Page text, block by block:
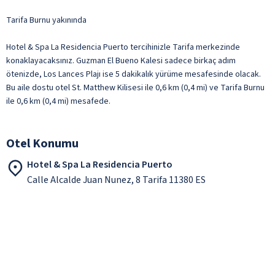
Tarifa Burnu yakınında
Hotel & Spa La Residencia Puerto tercihinizle Tarifa merkezinde
konaklayacaksınız. Guzman El Bueno Kalesi sadece birkaç adım
ötenizde, Los Lances Plajı ise 5 dakikalık yürüme mesafesinde olacak.
Bu aile dostu otel St. Matthew Kilisesi ile 0,6 km (0,4 mi) ve Tarifa Burnu
ile 0,6 km (0,4 mi) mesafede.
Otel Konumu
Hotel & Spa La Residencia Puerto
Calle Alcalde Juan Nunez, 8 Tarifa 11380 ES